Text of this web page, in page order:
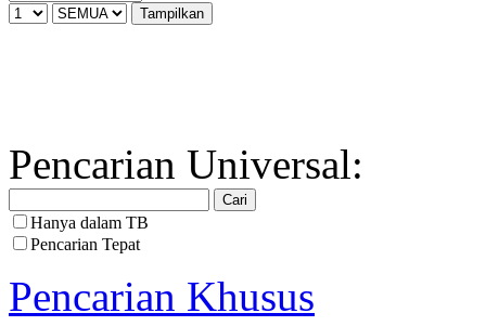
Pencarian Universal:
Hanya dalam TB
Pencarian Tepat
Pencarian Khusus